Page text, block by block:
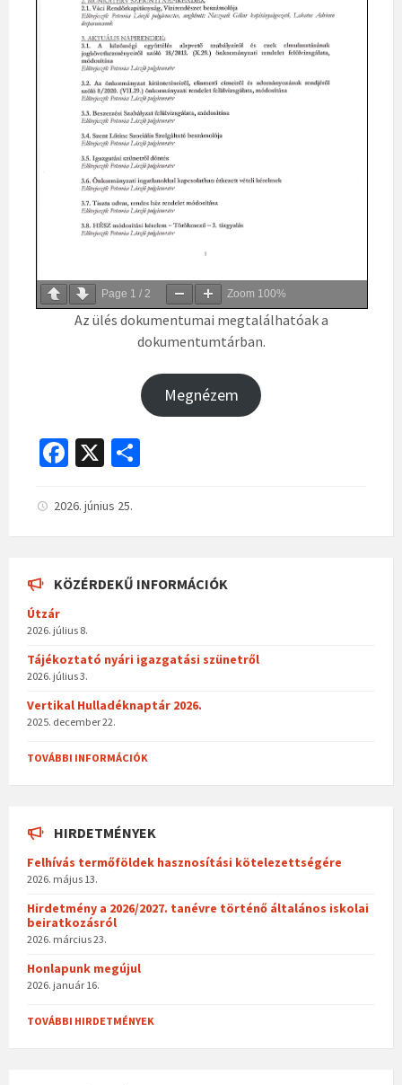
Page 1 / 2 Zoom 100%
Az ülés dokumentumai megtalálhatóak a
dokumentumtárban.
Megnézem
Fa
b
o
o
k
X
m
2026. június 25.
KÖZÉRDEKŰ INFORMÁCIÓK
Útzár
2026. július 8.
Tájékoztató nyári igazgatási szünetről
2026. július 3.
Vertikal Hulladéknaptár 2026.
2025. december 22.
TOVÁBBI INFORMÁCIÓK
HIRDETMÉNYEK
Felhívás termőföldek hasznosítási kötelezettségére
2026. május 13.
Hirdetmény a 2026/2027. tanévre történő általános iskolai
beiratkozásról
2026. március 23.
Honlapunk megújul
2026. január 16.
TOVÁBBI HIRDETMÉNYEK